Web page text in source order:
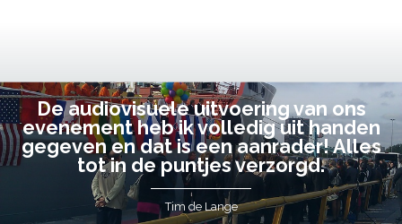
De audiovisuele uitvoering van ons
evenement heb ik volledig uit handen
gegeven en dat is een aanrader! Alles
tot in de puntjes verzorgd.
Tim de Lange